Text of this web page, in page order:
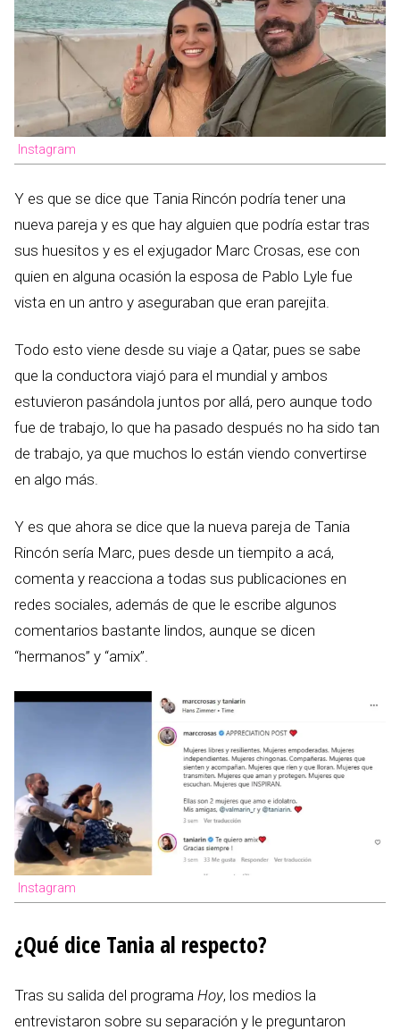
Instagram
Y es que se dice que Tania Rincón podría tener una
nueva pareja y es que hay alguien que podría estar tras
sus huesitos y es el exjugador Marc Crosas, ese con
quien en alguna ocasión la esposa de Pablo Lyle fue
vista en un antro y aseguraban que eran parejita.
Todo esto viene desde su viaje a Qatar, pues se sabe
que la conductora viajó para el mundial y ambos
estuvieron pasándola juntos por allá, pero aunque todo
fue de trabajo, lo que ha pasado después no ha sido tan
de trabajo, ya que muchos lo están viendo convertirse
en algo más.
Y es que ahora se dice que la nueva pareja de Tania
Rincón sería Marc, pues desde un tiempito a acá,
comenta y reacciona a todas sus publicaciones en
redes sociales, además de que le escribe algunos
comentarios bastante lindos, aunque se dicen
“hermanos” y “amix”.
Instagram
¿Qué dice Tania al respecto?
Tras su salida del programa Hoy, los medios la
entrevistaron sobre su separación y le preguntaron